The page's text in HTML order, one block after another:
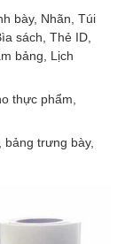
bày, Nhãn, Túi
sách, Thẻ ID,
bảng, Lịch
thực phẩm,
trưng bày,